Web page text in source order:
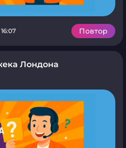
Повтор
Лондона